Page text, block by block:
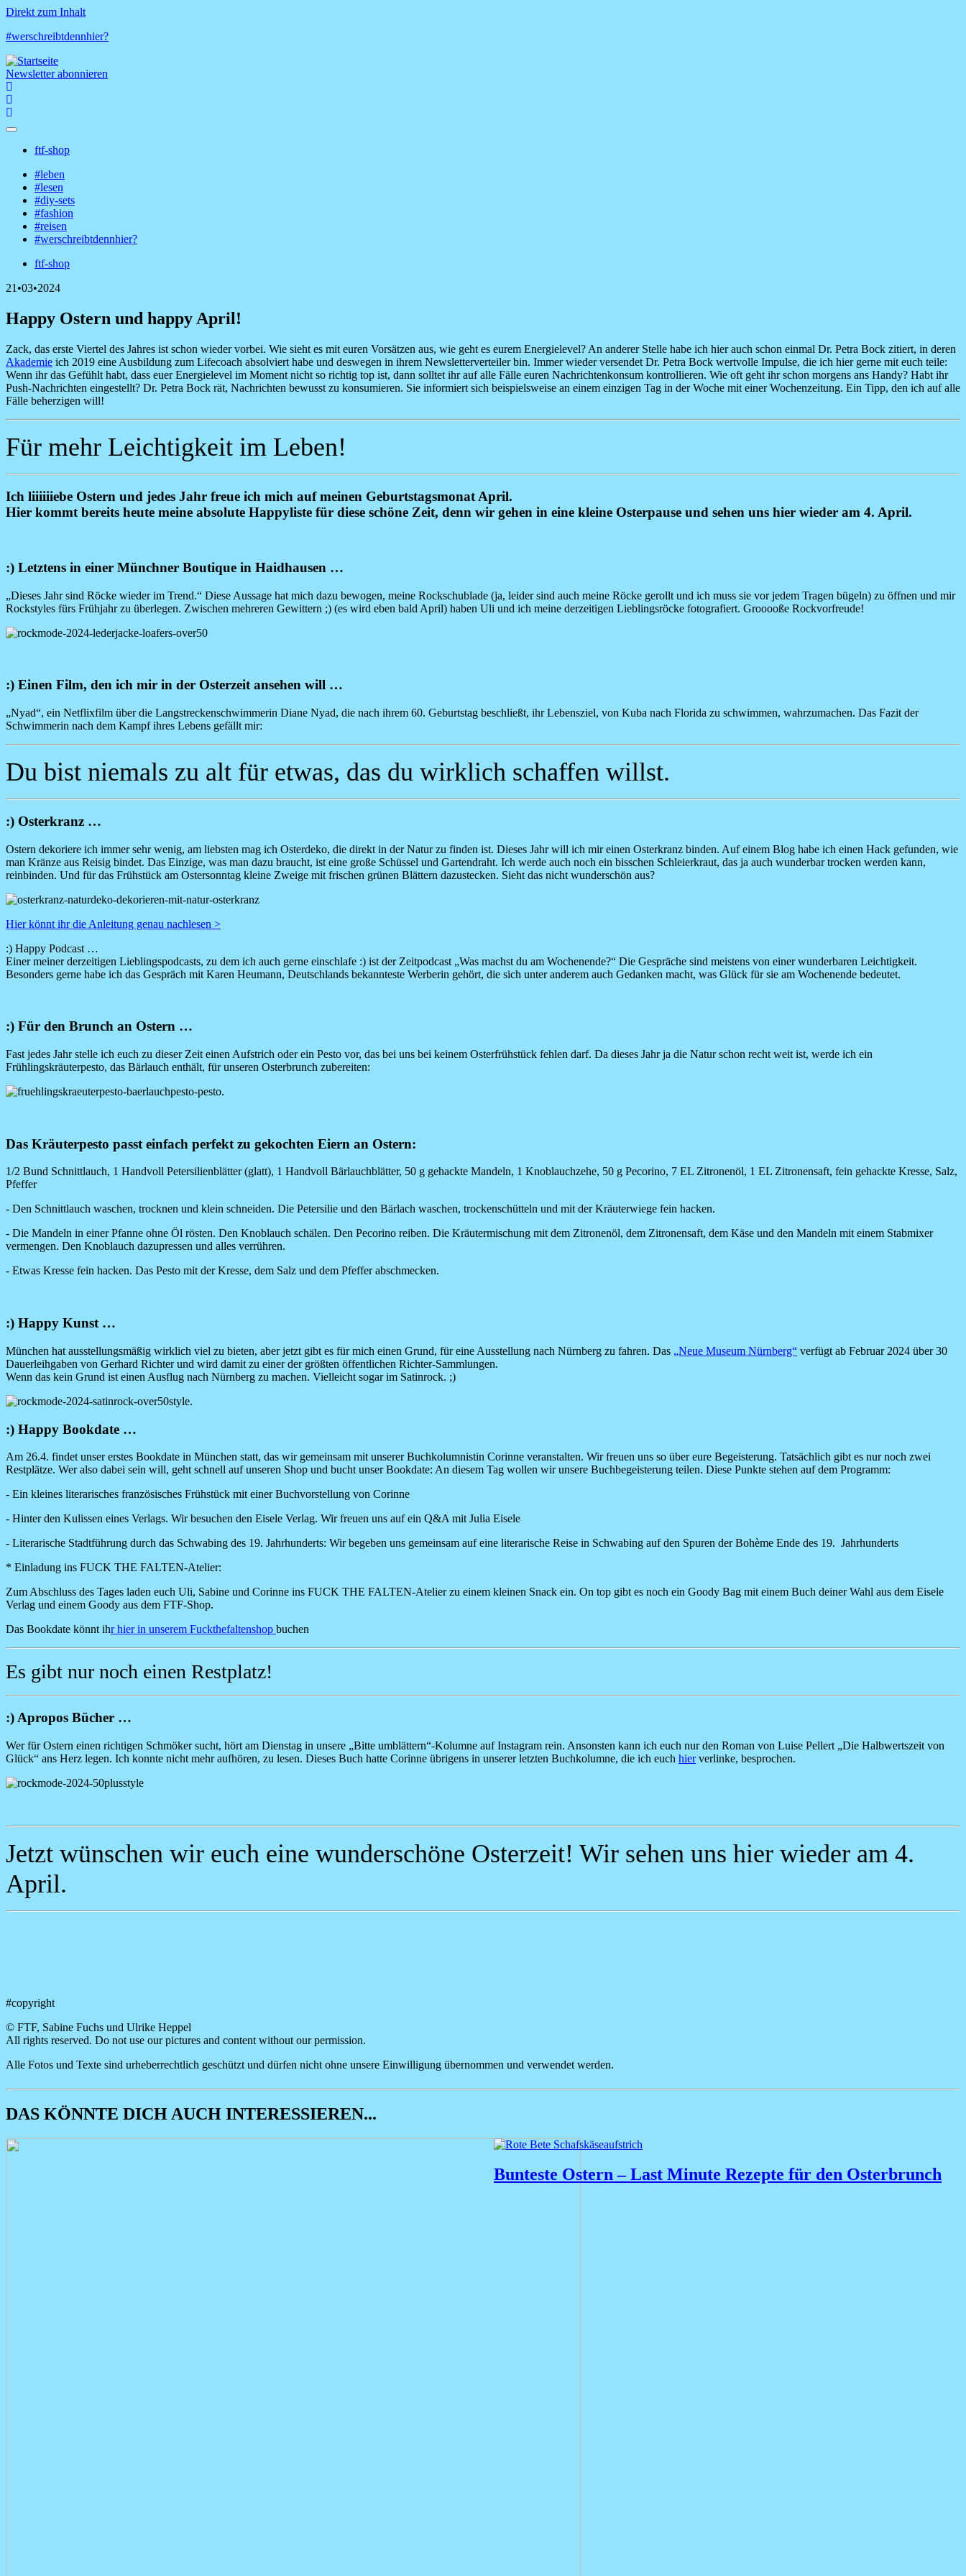
Direkt zum Inhalt
#werschreibtdennhier?
Newsletter abonnieren
Menü
ftf-shop
Hauptnavigation
#leben
#lesen
#diy-sets
#fashion
#reisen
#werschreibtdennhier?
Menü
ftf-shop
21•03•2024
Happy Ostern und happy April!
Zack, das erste Viertel des Jahres ist schon wieder vorbei. Wie sieht es mit euren Vorsätzen aus, wie geht es eurem Energielevel? An anderer Stelle habe ich hier auch schon einmal Dr. Petra Bock zitiert, in deren
Akademie ich 2019 eine Ausbildung zum Lifecoach absolviert habe und deswegen in ihrem Newsletterverteiler bin. Immer wieder versendet Dr. Petra Bock wertvolle Impulse, die ich hier gerne mit euch teile:
Wenn ihr das Gefühlt habt, dass euer Energielevel im Moment nicht so richtig top ist, dann solltet ihr auf alle Fälle euren Nachrichtenkonsum kontrollieren. Wie oft geht ihr schon morgens ans Handy? Habt ihr
Push-Nachrichten eingestellt? Dr. Petra Bock rät, Nachrichten bewusst zu konsumieren. Sie informiert sich beispielsweise an einem einzigen Tag in der Woche mit einer Wochenzeitung. Ein Tipp, den ich auf alle
Fälle beherzigen will!
Für mehr Leichtigkeit im Leben!
Ich liiiiiiebe Ostern und jedes Jahr freue ich mich auf meinen Geburtstagsmonat April.
Hier kommt bereits heute meine absolute Happyliste für diese schöne Zeit, denn wir gehen in eine kleine Osterpause und sehen uns hier wieder am 4. April.
:) Letztens in einer Münchner Boutique in Haidhausen …
„Dieses Jahr sind Röcke wieder im Trend.“ Diese Aussage hat mich dazu bewogen, meine Rockschublade (ja, leider sind auch meine Röcke gerollt und ich muss sie vor jedem Tragen bügeln) zu öffnen und mir
Rockstyles fürs Frühjahr zu überlegen. Zwischen mehreren Gewittern ;) (es wird eben bald April) haben Uli und ich meine derzeitigen Lieblingsröcke fotografiert. Grooooße Rockvorfreude!
Image
:) Einen Film, den ich mir in der Osterzeit ansehen will …
„Nyad“, ein Netflixfilm über die Langstreckenschwimmerin Diane Nyad, die nach ihrem 60. Geburtstag beschließt, ihr Lebensziel, von Kuba nach Florida zu schwimmen, wahrzumachen. Das Fazit der
Schwimmerin nach dem Kampf ihres Lebens gefällt mir:
Du bist niemals zu alt für etwas, das du wirklich schaffen willst.
:) Osterkranz …
Ostern dekoriere ich immer sehr wenig, am liebsten mag ich Osterdeko, die direkt in der Natur zu finden ist. Dieses Jahr will ich mir einen Osterkranz binden. Auf einem Blog habe ich einen Hack gefunden, wie
man Kränze aus Reisig bindet. Das Einzige, was man dazu braucht, ist eine große Schüssel und Gartendraht. Ich werde auch noch ein bisschen Schleierkraut, das ja auch wunderbar trocken werden kann,
reinbinden. Und für das Frühstück am Ostersonntag kleine Zweige mit frischen grünen Blättern dazustecken. Sieht das nicht wunderschön aus?
Image
Hier könnt ihr die Anleitung genau nachlesen >
:) Happy Podcast …
Einer meiner derzeitigen Lieblingspodcasts, zu dem ich auch gerne einschlafe :) ist der Zeitpodcast „Was machst du am Wochenende?“ Die Gespräche sind meistens von einer wunderbaren Leichtigkeit.
Besonders gerne habe ich das Gespräch mit Karen Heumann, Deutschlands bekannteste Werberin gehört, die sich unter anderem auch Gedanken macht, was Glück für sie am Wochenende bedeutet.
:) Für den Brunch an Ostern …
Fast jedes Jahr stelle ich euch zu dieser Zeit einen Aufstrich oder ein Pesto vor, das bei uns bei keinem Osterfrühstück fehlen darf. Da dieses Jahr ja die Natur schon recht weit ist, werde ich ein
Frühlingskräuterpesto, das Bärlauch enthält, für unseren Osterbrunch zubereiten:
Image
Das Kräuterpesto passt einfach perfekt zu gekochten Eiern an Ostern:
1/2 Bund Schnittlauch, 1 Handvoll Petersilienblätter (glatt), 1 Handvoll Bärlauchblätter, 50 g gehackte Mandeln, 1 Knoblauchzehe, 50 g Pecorino, 7 EL Zitronenöl, 1 EL Zitronensaft, fein gehackte Kresse, Salz,
Pfeffer
- Den Schnittlauch waschen, trocknen und klein schneiden. Die Petersilie und den Bärlach waschen, trockenschütteln und mit der Kräuterwiege fein hacken.
- Die Mandeln in einer Pfanne ohne Öl rösten. Den Knoblauch schälen. Den Pecorino reiben. Die Kräutermischung mit dem Zitronenöl, dem Zitronensaft, dem Käse und den Mandeln mit einem Stabmixer
vermengen. Den Knoblauch dazupressen und alles verrühren.
- Etwas Kresse fein hacken. Das Pesto mit der Kresse, dem Salz und dem Pfeffer abschmecken.
:) Happy Kunst …
München hat ausstellungsmäßig wirklich viel zu bieten, aber jetzt gibt es für mich einen Grund, für eine Ausstellung nach Nürnberg zu fahren. Das „Neue Museum Nürnberg“ verfügt ab Februar 2024 über 30
Dauerleihgaben von Gerhard Richter und wird damit zu einer der größten öffentlichen Richter-Sammlungen.
Wenn das kein Grund ist einen Ausflug nach Nürnberg zu machen. Vielleicht sogar im Satinrock. ;)
Image
:) Happy Bookdate …
Am 26.4. findet unser erstes Bookdate in München statt, das wir gemeinsam mit unserer Buchkolumnistin Corinne veranstalten. Wir freuen uns so über eure Begeisterung. Tatsächlich gibt es nur noch zwei
Restplätze. Wer also dabei sein will, geht schnell auf unseren Shop und bucht unser Bookdate: An diesem Tag wollen wir unsere Buchbegeisterung teilen. Diese Punkte stehen auf dem Programm:
- Ein kleines literarisches französisches Frühstück mit einer Buchvorstellung von Corinne
- Hinter den Kulissen eines Verlags. Wir besuchen den Eisele Verlag. Wir freuen uns auf ein Q&A mit Julia Eisele
- Literarische Stadtführung durch das Schwabing des 19. Jahrhunderts: Wir begeben uns gemeinsam auf eine literarische Reise in Schwabing auf den Spuren der Bohème Ende des 19. Jahrhunderts
* Einladung ins FUCK THE FALTEN-Atelier:
Zum Abschluss des Tages laden euch Uli, Sabine und Corinne ins FUCK THE FALTEN-Atelier zu einem kleinen Snack ein. On top gibt es noch ein Goody Bag mit einem Buch deiner Wahl aus dem Eisele
Verlag und einem Goody aus dem FTF-Shop.
Das Bookdate könnt ihrhier in unserem Fuckthefaltenshop buchen
Es gibt nur noch einen Restplatz!
:) Apropos Bücher …
Wer für Ostern einen richtigen Schmöker sucht, hört am Dienstag in unsere „Bitte umblättern“-Kolumne auf Instagram rein. Ansonsten kann ich euch nur den Roman von Luise Pellert „Die Halbwertszeit von
Glück“ ans Herz legen. Ich konnte nicht mehr aufhören, zu lesen. Dieses Buch hatte Corinne übrigens in unserer letzten Buchkolumne, die ich euch hier verlinke, besprochen.
Image
Jetzt wünschen wir euch eine wunderschöne Osterzeit! Wir sehen uns hier wieder am 4.
April.
#copyright
© FTF, Sabine Fuchs und Ulrike Heppel
All rights reserved. Do not use our pictures and content without our permission.
Alle Fotos und Texte sind urheberrechtlich geschützt und dürfen nicht ohne unsere Einwilligung übernommen und verwendet werden.
DAS KÖNNTE DICH AUCH INTERESSIEREN...
Bunteste Ostern – Last Minute Rezepte für den Osterbrunch